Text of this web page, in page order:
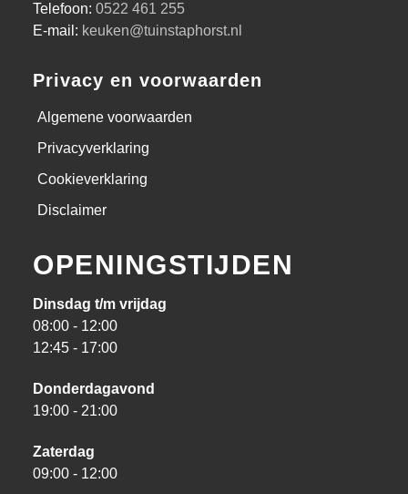
Telefoon: 0522 461 255
E-mail: keuken@tuinstaphorst.nl
Privacy en voorwaarden
Algemene voorwaarden
Privacyverklaring
Cookieverklaring
Disclaimer
OPENINGSTIJDEN
Dinsdag t/m vrijdag
08:00 - 12:00
12:45 - 17:00
Donderdagavond
19:00 - 21:00
Zaterdag
09:00 - 12:00